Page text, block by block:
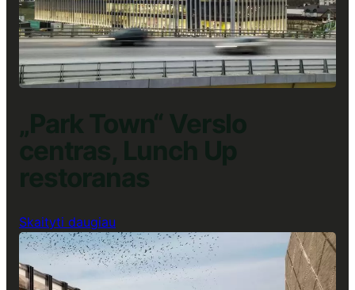
„Park Town“ Verslo
centras, Lunch Up
restoranas
Skaityti daugiau
„Park
Town“
Verslo